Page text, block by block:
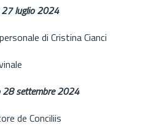
luglio 2024
di Cristina Cianci
28 settembre 2024
de Conciliis